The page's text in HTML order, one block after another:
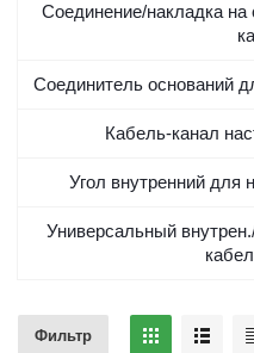
Соединение/накладка на
Соединитель оснований
Кабель-канал
Угол внутренний для
Универсальный
Фильтр